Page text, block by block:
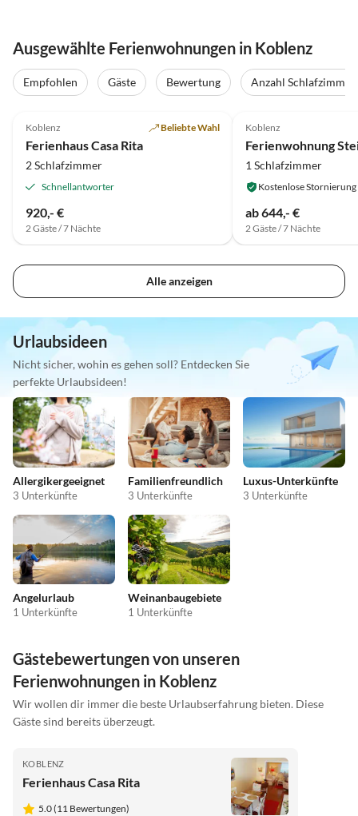
Ausgewählte Ferienwohnungen in Koblenz
Empfohlen Gäste Bewertung Anzahl Schlafzimmer
Koblenz Beliebte Wahl
Ferienhaus Casa Rita
2 Schlafzimmer
Schnellantworter
920,- €
2 Gäste / 7 Nächte
Koblenz
1 Schlafzimmer
Kostenlose Stornierung
ab 644,- €
2 Gäste / 7 Nächte
Alle anzeigen
Urlaubsideen
Nicht sicher, wohin es gehen soll? Entdecken Sie
perfekte Urlaubsideen!
Allergikergeeignet
3 Unterkünfte
Familienfreundlich
3 Unterkünfte
Luxus-Unterkünfte
3 Unterkünfte
Angelurlaub
1 Unterkünfte
Weinanbaugebiete
1 Unterkünfte
Gästebewertungen von unseren
Ferienwohnungen in Koblenz
Wir wollen dir immer die beste Urlaubserfahrung bieten. Diese
Gäste sind bereits überzeugt.
KOBLENZ
Ferienhaus Casa Rita
5.0 (11 Bewertungen)